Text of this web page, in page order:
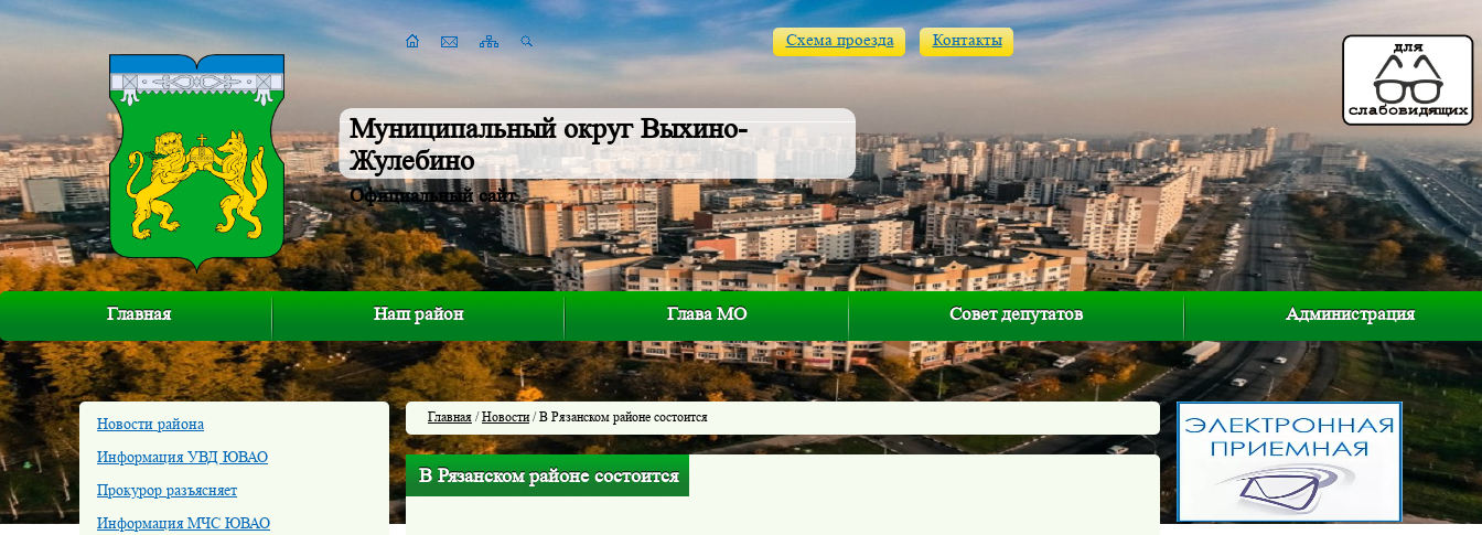
Муниципальный округ Выхино-
Жулебино
Официальный сайт
Схема проезда Контакты
Главная Наш район Глава МО Совет депутатов Администрация
Новости района
Информация УВД ЮВАО
Прокурор разъясняет
Информация МЧС ЮВАО
Главная /Новости/ В Рязанском районе состоится
В Рязанском районе состоится